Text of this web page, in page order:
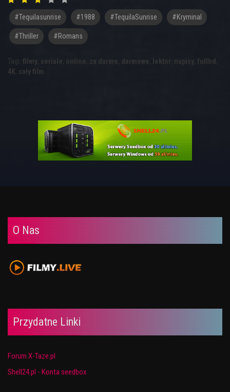
#tequilasunrise #1988 #TequilaSunrise #kryminal
#thriller #romans
Tagi: filmy, seriale, online, za darmo, darmowe, lektor, napisy, fullhd ,
4K, cały film
O Nas
Przydatne Linki
Forum X-Taze.pl
Shell24.pl - Konta seedbox